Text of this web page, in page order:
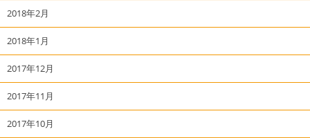
2018年2月
2018年1月
2017年12月
2017年11月
2017年10月